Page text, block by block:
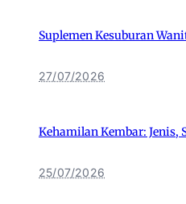
Suplemen Kesuburan
27/07/2026
Kehamilan Kembar: Jenis,
25/07/2026